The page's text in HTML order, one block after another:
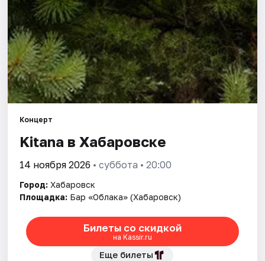
Города
Площадки
Артисты
Рейтинги
Концерт
Kitana в Хабаровске
14 ноября 2026 • суббота • 20:00
Город: Хабаровск
Площадка: Бар «Облака» (Хабаровск)
Билеты со скидкой
на Kassir.ru
Еще билеты